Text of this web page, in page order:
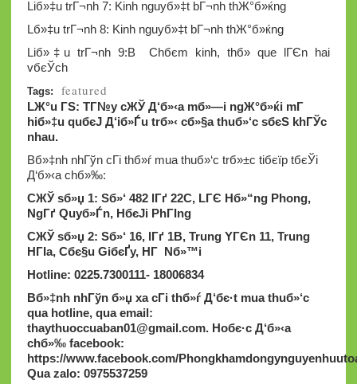
Liб»‡u trГ¬nh 7: Kinh nguyб»‡t bГ¬nh thЖ°б»ќng
Lб»‡u trГ¬nh 8: Kinh nguyб»‡t bГ¬nh thЖ°б»ќng
Liб»‡u trГ¬nh 9:В Chбє­m kinh, thб»­ que lГЄn hai
vбєЎch
Tags: featured
LЖ°u ГЅ: TГ№y cЖЎ Д‘б»‹a mб»—i ngЖ°б»ќi mГ
hiб»‡u quбєЈ Д‘iб»Ѓu trб»‹ cб»§a thuб»‘c sбєЅ khГЎc
nhau.
Bб»‡nh nhГўn cГі thб»ѓ mua thuб»‘c trб»±c tiбєїp tбєЎi
Д‘б»‹a chб»‰:
CЖЎ sб»џ 1: Sб»‘ 482 lГґ 22C, LГЄ Hб»“ng Phong,
NgГґ Quyб»Ѓn, HбєЈi PhГІng
CЖЎ sб»џ 2: Sб»‘ 16, lГґ 1B, Trung YГЄn 11, Trung
HГІa, Cбє§u GiбєҐy, HГ Nб»™i
Hotline: 0225.7300111- 18006834
Bб»‡nh nhГўn б»џ xa cГі thб»ѓ Д‘бє·t mua thuб»‘c
qua hotline, qua email:
thaythuoccuaban01@gmail.com. Hoбє·c Д‘б»‹a
chб»‰ facebook:
https://www.facebook.com/
Qua zalo: 0975537259